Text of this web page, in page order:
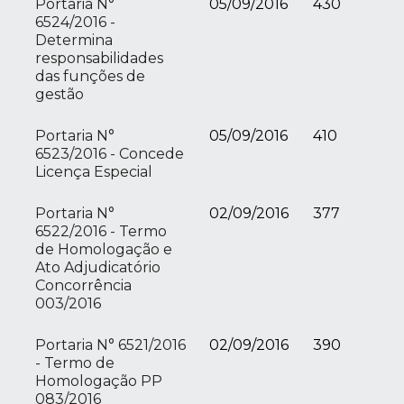
Portaria N°
6524/2016 -
Determina
responsabilidades
das funções de
gestão
05/09/2016 430
Portaria N°
6523/2016 - Concede
Licença Especial
05/09/2016 410
Portaria N°
6522/2016 - Termo
de Homologação e
Ato Adjudicatório
Concorrência
003/2016
02/09/2016 377
Portaria N° 6521/2016
- Termo de
Homologação PP
083/2016
02/09/2016 390